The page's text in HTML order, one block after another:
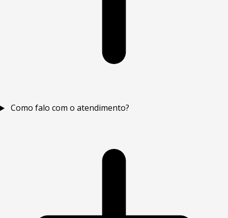
Como falo com o atendimento?